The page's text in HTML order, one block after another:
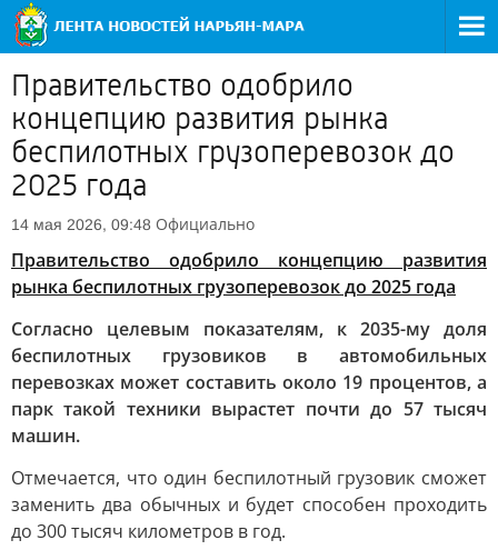
Правительство одобрило
концепцию развития рынка
беспилотных грузоперевозок до
2025 года
14 мая 2026, 09:48 Официально
Правительство одобрило концепцию развития
рынка беспилотных грузоперевозок до 2025 года
Согласно целевым показателям, к 2035-му доля
беспилотных грузовиков в автомобильных
перевозках может составить около 19 процентов, а
парк такой техники вырастет почти до 57 тысяч
машин.
Отмечается, что один беспилотный грузовик сможет
заменить два обычных и будет способен проходить
до 300 тысяч километров в год.